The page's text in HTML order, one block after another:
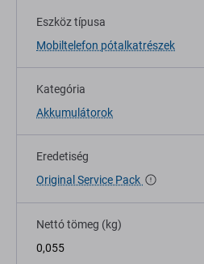
Eszköz típusa
Mobiltelefon pótalkatrészek
Kategória
Akkumulátorok
Eredetiség
Original Service Pack
Nettó tömeg (kg)
0,055